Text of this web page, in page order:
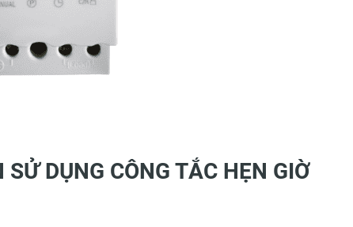
DỤNG CÔNG TẮC HẸN GIỜ